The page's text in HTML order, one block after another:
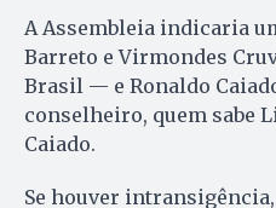
A Assembleia indicaria
Barreto e Virmondes
Brasil — e Ronaldo
conselheiro, quem sabe
Caiado.
Se houver